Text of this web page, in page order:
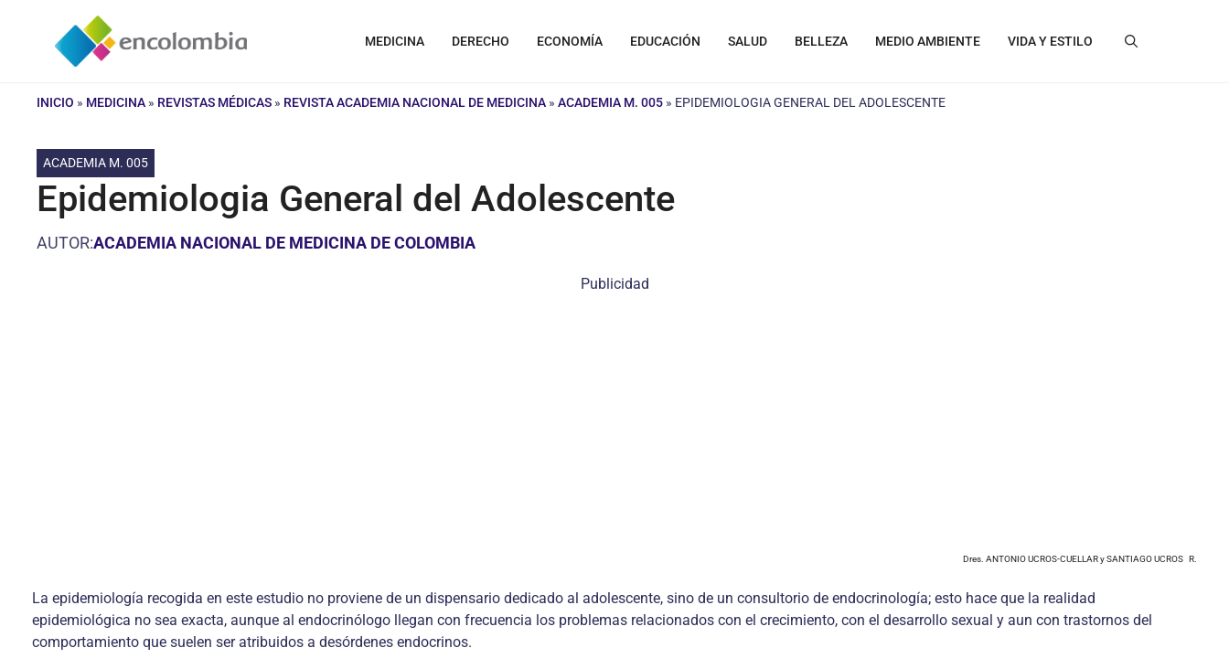
contenido
MEDICINA DERECHO ECONOMÍA EDUCACIÓN SALUD BELLEZA MEDIO AMBIENTE VIDA Y ESTILO
INICIO » MEDICINA » REVISTAS MÉDICAS » REVISTA ACADEMIA NACIONAL DE MEDICINA » ACADEMIA M. 005 » EPIDEMIOLOGIA GENERAL DEL ADOLESCENTE
ACADEMIA M. 005
Epidemiologia General del Adolescente
AUTOR:ACADEMIA NACIONAL DE MEDICINA DE COLOMBIA
Publicidad
Dres. ANTONIO UCROS-CUELLAR y SANTIAGO UCROS R.
La epidemiología recogida en este estudio no proviene de un dispensario dedicado al adolescente, sino de un consultorio de endocrinología; esto hace que la realidad
epidemiológica no sea exacta, aunque al endocrinólogo llegan con frecuencia los problemas relacionados con el crecimiento, con el desarrollo sexual y aun con trastornos del
comportamiento que suelen ser atribuidos a desórdenes endocrinos.